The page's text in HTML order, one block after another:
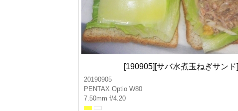
[190905][サバ水煮玉ねぎサンド]
20190905
PENTAX Optio W80
7.50mm f/4.20